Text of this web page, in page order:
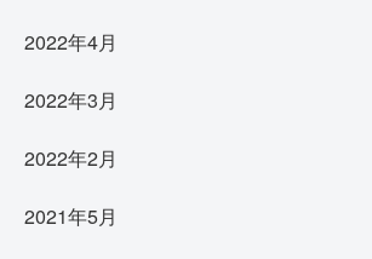
2022年4月
2022年3月
2022年2月
2021年5月